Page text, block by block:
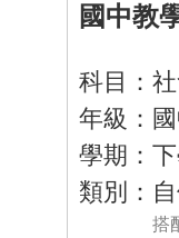
國中教
科目：
年級：
學期：
類別：
搭